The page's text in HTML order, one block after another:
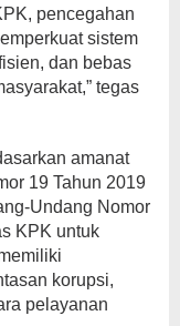
pencegahan
sistem
dan bebas
tegas
amanat
19 Tahun 2019
Undang Nomor
KPK untuk
korupsi,
pelayanan